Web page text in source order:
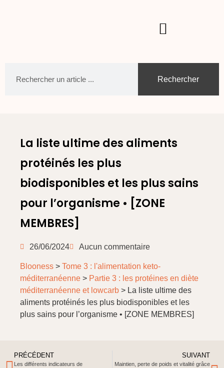
Rechercher
La liste ultime des aliments
protéinés les plus
biodisponibles et les plus sains
pour l’organisme • [ZONE
MEMBRES]
26/06/2024 Aucun commentaire
Blooness > Tome 3 : l'alimentation keto-
méditerranéenne > Partie 3 : les protéines en diète
méditerranéenne et lowcarb > La liste ultime des
aliments protéinés les plus biodisponibles et les
plus sains pour l’organisme • [ZONE MEMBRES]
PRÉCÉDENT
Les différents indicateurs de
SUIVANT
Maintien, perte de poids et vitalité grâce